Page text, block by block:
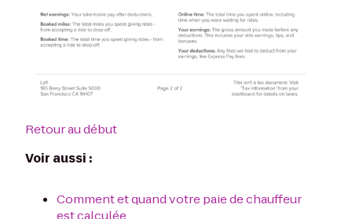
Retour au début
Voir aussi :
Comment et quand votre paie de chauffeur
est calculée